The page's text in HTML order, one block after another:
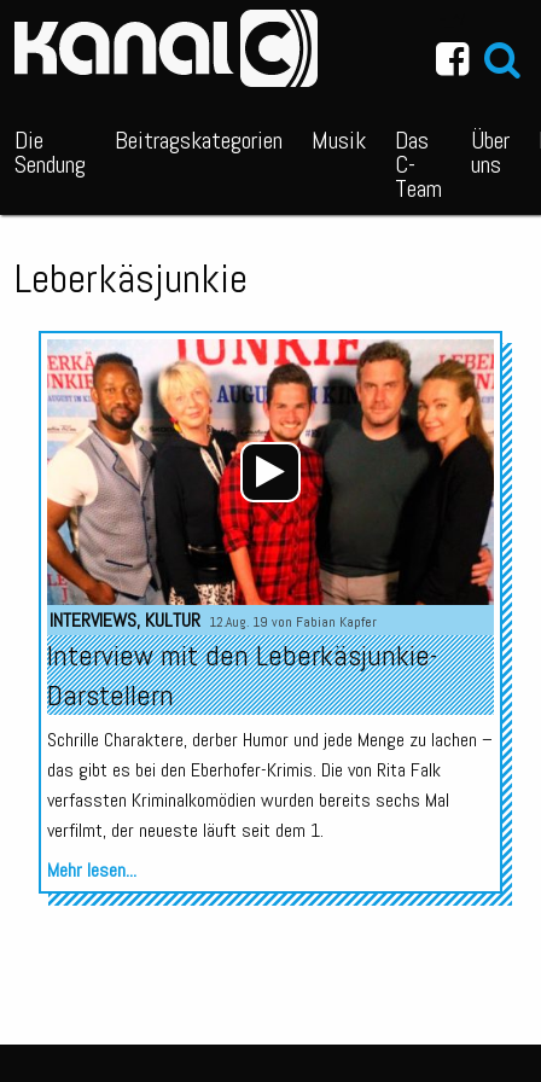
Die
Sendung
Beitragskategorien Musik Das
C-
Team
Über
uns
Leberkäsjunkie
Audio-
Player
INTERVIEWS, KULTUR 12.Aug. 19 von Fabian Kapfer
Interview mit den Leberkäsjunkie-
Darstellern
Schrille Charaktere, derber Humor und jede Menge zu lachen –
das gibt es bei den Eberhofer-Krimis. Die von Rita Falk
verfassten Kriminalkomödien wurden bereits sechs Mal
verfilmt, der neueste läuft seit dem 1.
Mehr lesen...